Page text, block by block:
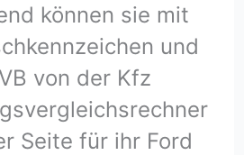
können sie mit
und
von der Kfz
Seite für ihr Ford